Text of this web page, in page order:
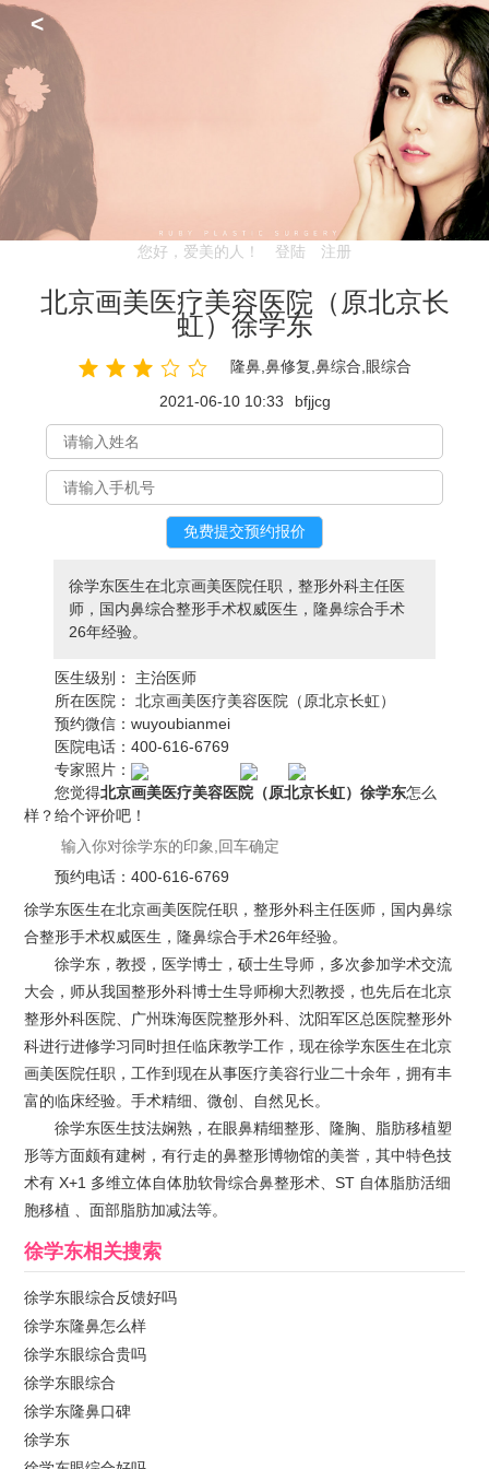
<
您好，爱美的人！ 登陆 注册
北京画美医疗美容医院（原北京长
虹）徐学东
隆鼻,鼻修复,鼻综合,眼综合
2021-06-10 10:33 bfjjcg
徐学东医生在北京画美医院任职，整形外科主任医
师，国内鼻综合整形手术权威医生，隆鼻综合手术
26年经验。
医生级别：
主治医师
所在医院：
北京画美医疗美容医院（原北京长虹）
预约微信：wuyoubianmei
医院电话：400-616-6769
专家照片：
您觉得北京画美医疗美容医院（原北京长虹）徐学东怎么
样？给个评价吧！
预约电话：400-616-6769
徐学东医生在北京画美医院任职，整形外科主任医师，国内鼻综
合整形手术权威医生，隆鼻综合手术26年经验。
徐学东，教授，医学博士，硕士生导师，多次参加学术交流
大会，师从我国整形外科博士生导师柳大烈教授，也先后在北京
整形外科医院、广州珠海医院整形外科、沈阳军区总医院整形外
科进行进修学习同时担任临床教学工作，现在徐学东医生在北京
画美医院任职，工作到现在从事医疗美容行业二十余年，拥有丰
富的临床经验。手术精细、微创、自然见长。
徐学东医生技法娴熟，在眼鼻精细整形、隆胸、脂肪移植塑
形等方面颇有建树，有行走的鼻整形博物馆的美誉，其中特色技
术有 X+1 多维立体自体肋软骨综合鼻整形术、ST 自体脂肪活细
胞移植 、面部脂肪加减法等。
徐学东相关搜索
徐学东眼综合反馈好吗
徐学东隆鼻怎么样
徐学东眼综合贵吗
徐学东眼综合
徐学东隆鼻口碑
徐学东